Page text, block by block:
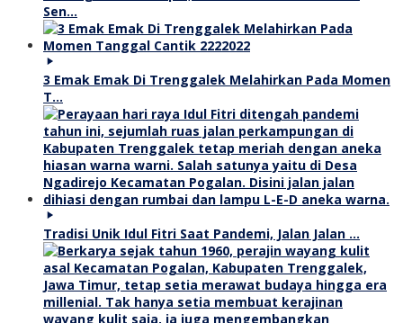
Sen…
3 Emak Emak Di Trenggalek Melahirkan Pada Momen
T…
Tradisi Unik Idul Fitri Saat Pandemi, Jalan Jalan …